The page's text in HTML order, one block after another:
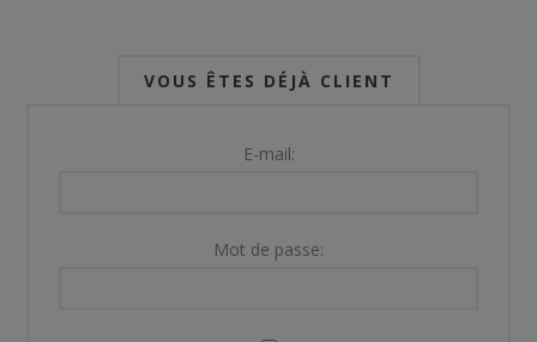
VOUS ÊTES DÉJÀ CLIENT
E-mail:
Mot de passe: